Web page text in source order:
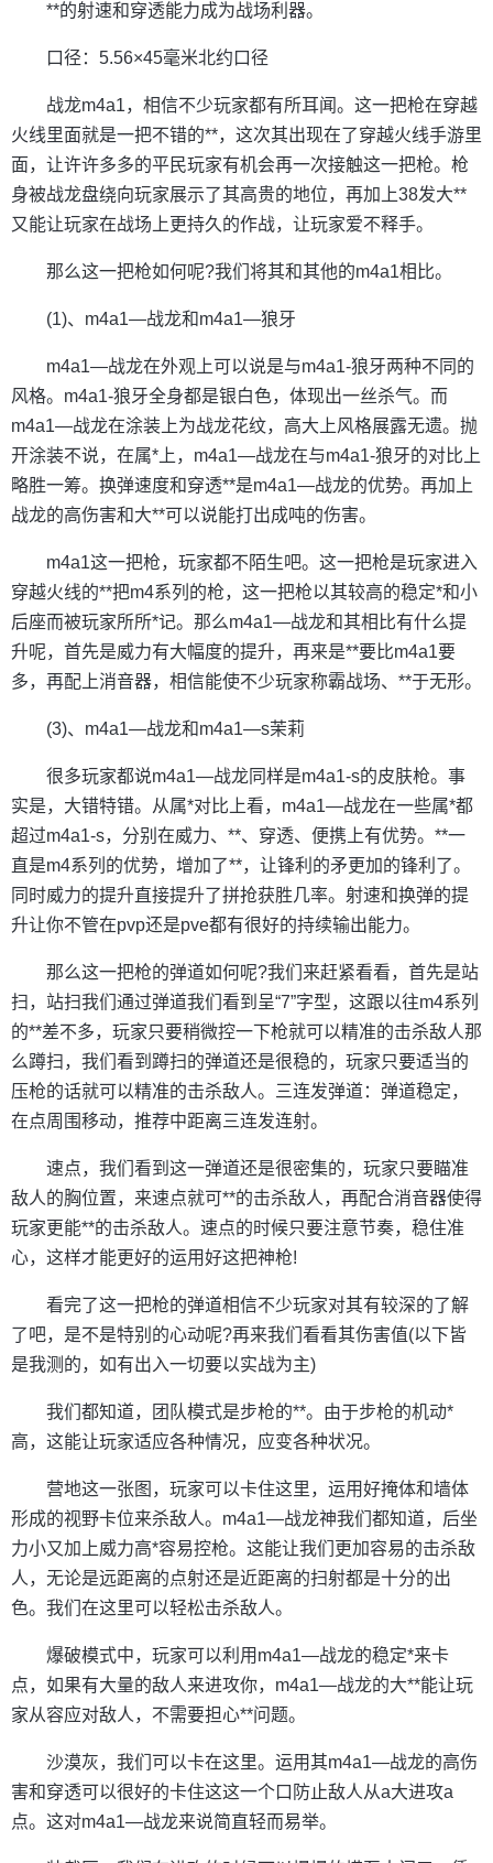
**的射速和穿透能力成为战场利器。
口径：5.56×45毫米北约口径
战龙m4a1，相信不少玩家都有所耳闻。这一把枪在穿越
火线里面就是一把不错的**，这次其出现在了穿越火线手游里
面，让许许多多的平民玩家有机会再一次接触这一把枪。枪
身被战龙盘绕向玩家展示了其高贵的地位，再加上38发大**
又能让玩家在战场上更持久的作战，让玩家爱不释手。
那么这一把枪如何呢?我们将其和其他的m4a1相比。
(1)、m4a1—战龙和m4a1—狼牙
m4a1—战龙在外观上可以说是与m4a1-狼牙两种不同的
风格。m4a1-狼牙全身都是银白色，体现出一丝杀气。而
m4a1—战龙在涂装上为战龙花纹，高大上风格展露无遗。抛
开涂装不说，在属*上，m4a1—战龙在与m4a1-狼牙的对比上
略胜一筹。换弹速度和穿透**是m4a1—战龙的优势。再加上
战龙的高伤害和大**可以说能打出成吨的伤害。
m4a1这一把枪，玩家都不陌生吧。这一把枪是玩家进入
穿越火线的**把m4系列的枪，这一把枪以其较高的稳定*和小
后座而被玩家所所*记。那么m4a1—战龙和其相比有什么提
升呢，首先是威力有大幅度的提升，再来是**要比m4a1要
多，再配上消音器，相信能使不少玩家称霸战场、**于无形。
(3)、m4a1—战龙和m4a1—s茉莉
很多玩家都说m4a1—战龙同样是m4a1-s的皮肤枪。事
实是，大错特错。从属*对比上看，m4a1—战龙在一些属*都
超过m4a1-s，分别在威力、**、穿透、便携上有优势。**一
直是m4系列的优势，增加了**，让锋利的矛更加的锋利了。
同时威力的提升直接提升了拼抢获胜几率。射速和换弹的提
升让你不管在pvp还是pve都有很好的持续输出能力。
那么这一把枪的弹道如何呢?我们来赶紧看看，首先是站
扫，站扫我们通过弹道我们看到呈“7”字型，这跟以往m4系列
的**差不多，玩家只要稍微控一下枪就可以精准的击杀敌人那
么蹲扫，我们看到蹲扫的弹道还是很稳的，玩家只要适当的
压枪的话就可以精准的击杀敌人。三连发弹道：弹道稳定，
在点周围移动，推荐中距离三连发连射。
速点，我们看到这一弹道还是很密集的，玩家只要瞄准
敌人的胸位置，来速点就可**的击杀敌人，再配合消音器使得
玩家更能**的击杀敌人。速点的时候只要注意节奏，稳住准
心，这样才能更好的运用好这把神枪!
看完了这一把枪的弹道相信不少玩家对其有较深的了解
了吧，是不是特别的心动呢?再来我们看看其伤害值(以下皆
是我测的，如有出入一切要以实战为主)
我们都知道，团队模式是步枪的**。由于步枪的机动*
高，这能让玩家适应各种情况，应变各种状况。
营地这一张图，玩家可以卡住这里，运用好掩体和墙体
形成的视野卡位来杀敌人。m4a1—战龙神我们都知道，后坐
力小又加上威力高*容易控枪。这能让我们更加容易的击杀敌
人，无论是远距离的点射还是近距离的扫射都是十分的出
色。我们在这里可以轻松击杀敌人。
爆破模式中，玩家可以利用m4a1—战龙的稳定*来卡
点，如果有大量的敌人来进攻你，m4a1—战龙的大**能让玩
家从容应对敌人，不需要担心**问题。
沙漠灰，我们可以卡在这里。运用其m4a1—战龙的高伤
害和穿透可以很好的卡住这这一个口防止敌人从a大进攻a
点。这对m4a1—战龙来说简直轻而易举。